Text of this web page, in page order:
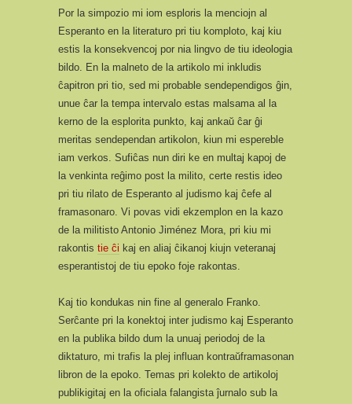
Por la simpozio mi iom esploris la menciojn al
Esperanto en la literaturo pri tiu komploto, kaj kiu
estis la konsekvencoj por nia lingvo de tiu ideologia
bildo. En la malneto de la artikolo mi inkludis
ĉapitron pri tio, sed mi probable sendependigos ĝin,
unue ĉar la tempa intervalo estas malsama al la
kerno de la esplorita punkto, kaj ankaŭ ĉar ĝi
meritas sendependan artikolon, kiun mi espereble
iam verkos. Sufiĉas nun diri ke en multaj kapoj de
la venkinta reĝimo post la milito, certe restis ideo
pri tiu rilato de Esperanto al judismo kaj ĉefe al
framasonaro. Vi povas vidi ekzemplon en la kazo
de la militisto Antonio Jiménez Mora, pri kiu mi
rakontis tie ĉi kaj en aliaj ĉikanoj kiujn veteranaj
esperantistoj de tiu epoko foje rakontas.
Kaj tio kondukas nin fine al generalo Franko.
Serĉante pri la konektoj inter judismo kaj Esperanto
en la publika bildo dum la unuaj periodoj de la
diktaturo, mi trafis la plej influan kontraŭframasonan
libron de la epoko. Temas pri kolekto de artikoloj
publikigitaj en la oficiala falangista ĵurnalo sub la